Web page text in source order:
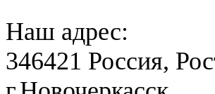
Наш адрес:
346421 Россия,